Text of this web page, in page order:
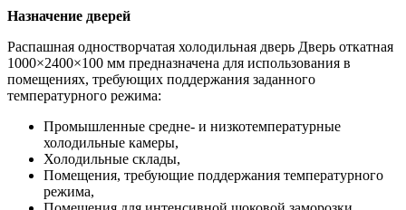
Назначение дверей
Распашная одностворчатая холодильная дверь Дверь откатная
1000×2400×100 мм предназначена для использования в
помещениях, требующих поддержания заданного
температурного режима:
Промышленные средне- и низкотемпературные
холодильные камеры,
Холодильные склады,
Помещения, требующие поддержания температурного
режима,